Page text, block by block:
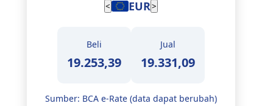
< JPY>
Beli
112,43
Jual
113,12
Sumber: BCA e-Rate (data dapat berubah)